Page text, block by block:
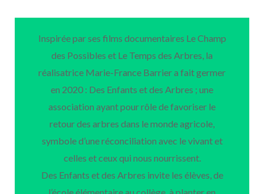
Inspirée par ses films documentaires Le Champ
des Possibles et Le Temps des Arbres, la
réalisatrice Marie-France Barrier a fait germer
en 2020 : Des Enfants et des Arbres ; une
association ayant pour rôle de favoriser le
retour des arbres dans le monde agricole,
symbole d’une réconciliation avec le vivant et
celles et ceux qui nous nourrissent.
Des Enfants et des Arbres invite les élèves, de